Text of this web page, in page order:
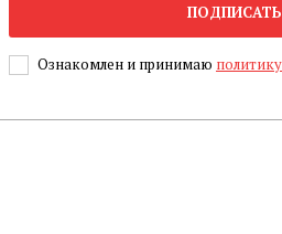
Ознакомлен и принимаю